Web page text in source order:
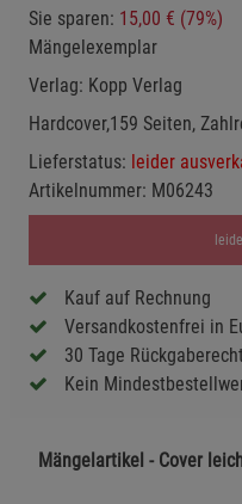
Sie sparen: 15,00 € (79%)
Mängelexemplar
Verlag: Kopp Verlag
Hardcover,159 Seiten,
Lieferstatus: leider
Artikelnummer: M06243
Kauf auf Rechnung
Versandkostenfrei in
30 Tage Rückgaberecht
Kein
Mängelartikel - Cover